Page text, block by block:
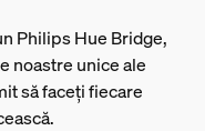
Philips Hue Bridge,
noastre unice ale
să faceți fiecare